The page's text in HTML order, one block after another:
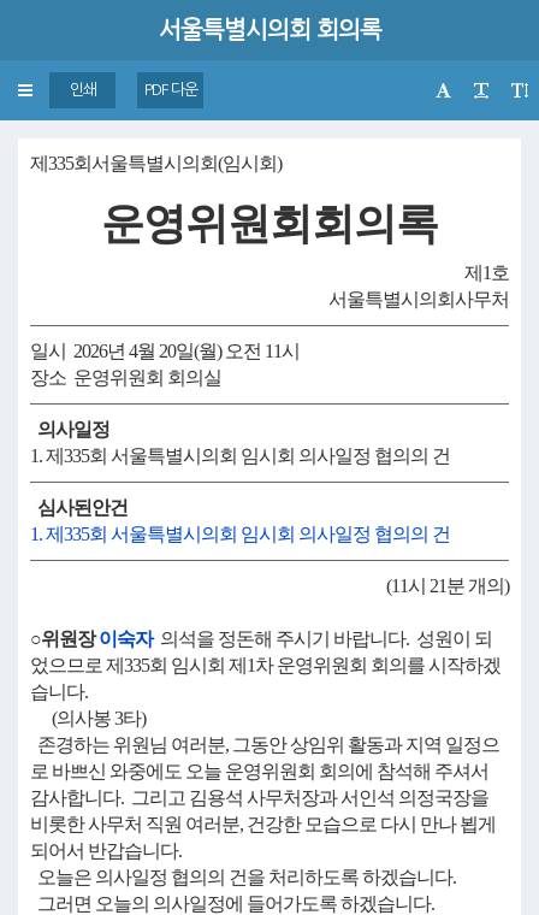
서울특별시의회 회의록
Toggle
navigation
인쇄 PDF 다운
제335회서울특별시의회(임시회)
운영위원회회의록
제1호
서울특별시의회사무처
일시 2026년 4월 20일(월) 오전 11시
장소 운영위원회 회의실
의사일정
1. 제335회 서울특별시의회 임시회 의사일정 협의의 건
심사된안건
1. 제335회 서울특별시의회 임시회 의사일정 협의의 건
(11시 21분 개의)
○위원장이숙자의석을 정돈해 주시기 바랍니다. 성원이 되
었으므로 제335회 임시회 제1차 운영위원회 회의를 시작하겠
습니다.
(의사봉 3타)
존경하는 위원님 여러분, 그동안 상임위 활동과 지역 일정으
로 바쁘신 와중에도 오늘 운영위원회 회의에 참석해 주셔서
감사합니다. 그리고 김용석 사무처장과 서인석 의정국장을
비롯한 사무처 직원 여러분, 건강한 모습으로 다시 만나 뵙게
되어서 반갑습니다.
오늘은 의사일정 협의의 건을 처리하도록 하겠습니다.
그러면 오늘의 의사일정에 들어가도록 하겠습니다.